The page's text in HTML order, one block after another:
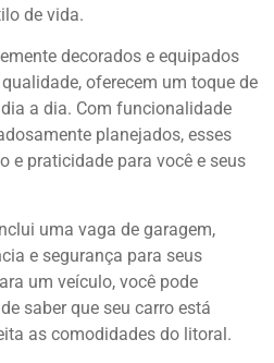
de vida.
decorados e equipados
oferecem um toque de
a dia. Com funcionalidade
planejados, esses
e praticidade para você e seus
uma vaga de garagem,
e segurança para seus
um veículo, você pode
saber que seu carro está
as comodidades do litoral.